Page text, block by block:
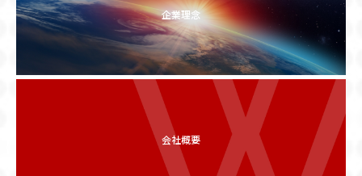
株式会社 Mogu-UP
企業理念
会社概要